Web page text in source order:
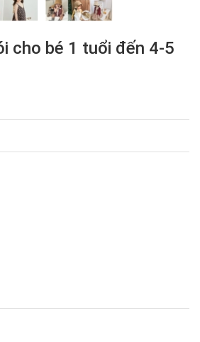
cho bé 1 tuổi đến 4-5